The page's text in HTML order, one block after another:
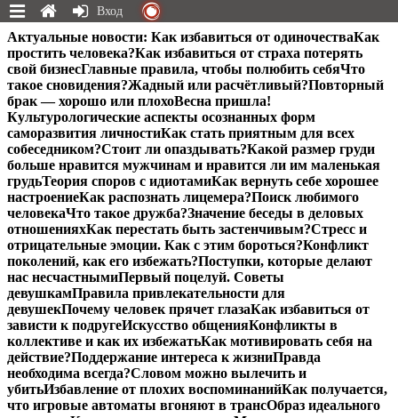
Перейти
к
содержимому
Актуальные новости: Как избавиться от одиночестваКак
простить человека?Как избавиться от страха потерять
свой бизнесГлавные правила, чтобы полюбить себяЧто
такое сновидения?Жадный или расчётливый?Повторный
брак — хорошо или плохоВесна пришла!
Культурологические аспекты осознанных форм
саморазвития личностиКак стать приятным для всех
собеседником?Стоит ли опаздывать?Какой размер груди
больше нравится мужчинам и нравится ли им маленькая
грудьТеория споров с идиотамиКак вернуть себе хорошее
настроениеКак распознать лицемера?Поиск любимого
человекаЧто такое дружба?Значение беседы в деловых
отношенияхКак перестать быть застенчивым?Стресс и
отрицательные эмоции. Как с этим бороться?Конфликт
поколений, как его избежать?Поступки, которые делают
нас несчастнымиПервый поцелуй. Советы
девушкамПравила привлекательности для
девушекПочему человек прячет глазаКак избавиться от
зависти к подругеИскусство общенияКонфликты в
коллективе и как их избежатьКак мотивировать себя на
действие?Поддержание интереса к жизниПравда
необходима всегда?Словом можно вылечить и
убитьИзбавление от плохих воспоминанийКак получается,
что игровые автоматы вгоняют в трансОбраз идеального
Вход